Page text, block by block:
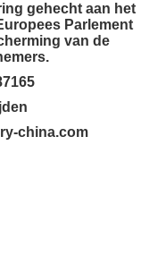
gehecht aan het
Parlement
van de
china.com